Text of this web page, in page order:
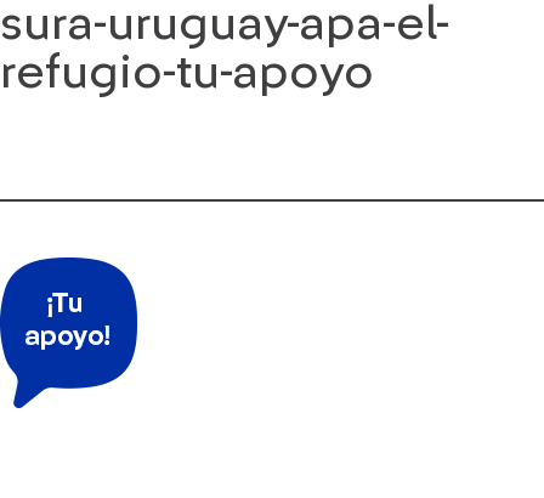
Saltar
al
contenido
sura-uruguay-apa-el-
refugio-tu-apoyo